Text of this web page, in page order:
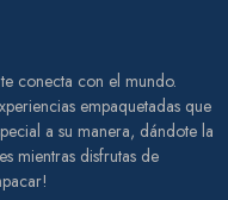
conecta con el mundo.
empaquetadas que
a su manera, dándote la
mientras disfrutas de